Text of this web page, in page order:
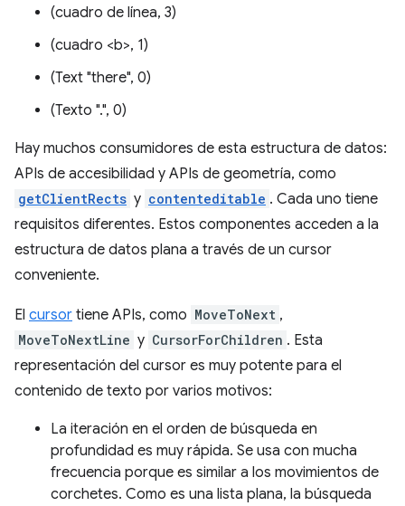
(cuadro de línea, 3)
(cuadro <b>, 1)
(Text "there", 0)
(Texto ".", 0)
Hay muchos consumidores de esta estructura de datos:
APIs de accesibilidad y APIs de geometría, como
getClientRects y contenteditable . Cada uno tiene
requisitos diferentes. Estos componentes acceden a la
estructura de datos plana a través de un cursor
conveniente.
El cursor tiene APIs, como MoveToNext ,
MoveToNextLine y CursorForChildren . Esta
representación del cursor es muy potente para el
contenido de texto por varios motivos:
La iteración en el orden de búsqueda en
profundidad es muy rápida. Se usa con mucha
frecuencia porque es similar a los movimientos de
corchetes. Como es una lista plana, la búsqueda